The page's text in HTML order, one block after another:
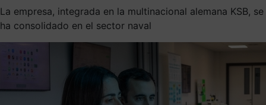
La empresa, integrada en la multinacional alemana KSB, se
ha consolidado en el sector naval